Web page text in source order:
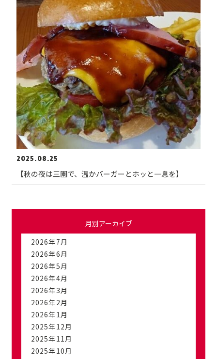
2025.08.25
【秋の夜は三園で、温かバーガーとホッと一息を】
月別アーカイブ
2026年7月
2026年6月
2026年5月
2026年4月
2026年3月
2026年2月
2026年1月
2025年12月
2025年11月
2025年10月